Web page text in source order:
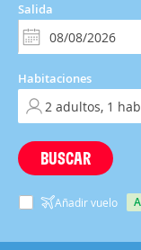
Salida
Habitaciones
BUSCAR
Añadir vuelo